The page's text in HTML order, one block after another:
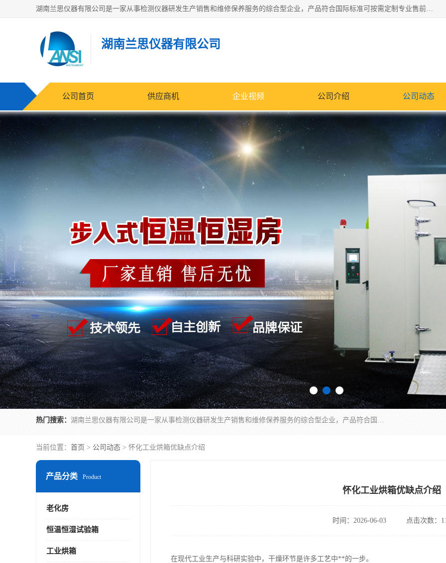
湖南兰思仪器有限公司是一家从事检测仪器研发生产销售和维修保养服务的综合型企业，产品符合国际标准可按需定制专业售前售后工程师，主要有门窗性能体验箱、门窗隔音展示箱、恒温恒湿试验箱、步入式恒温恒湿房、高低温试验箱、老化试验箱、老化试验房、恒温恒湿培养箱、水泥标准养护试验箱、电热鼓风干燥试验箱、真空干燥箱、工业烤箱、盐雾腐蚀试验箱等。
湖南兰思仪器有限公司
公司首页 供应商机 企业视频 公司介绍 公司动态
热门搜索： 湖南兰思仪器有限公司是一家从事检测仪器研发生产销售和维修保养服务的综合型企业，产品符合国际标准可按需定制专业售前售后工程师，主要有门窗性能体验箱、门窗隔音展示箱、恒温恒湿试验箱、步入式恒温恒湿房、高低温试验箱、老化试验箱、老化试验房、恒温恒湿培养箱、水泥标准养护试验箱、电热鼓风干燥试验箱、真空干燥箱、工业烤箱、盐雾腐蚀试验箱等。
当前位置： 首页 > 公司动态 > 怀化工业烘箱优缺点介绍
产品分类 Product
老化房
恒温恒湿试验箱
工业烘箱
怀化工业烘箱优缺点介绍
时间：2026-06-03 点击次数：
在现代工业生产与科研实验中，干燥环节是许多工艺中**的一步。